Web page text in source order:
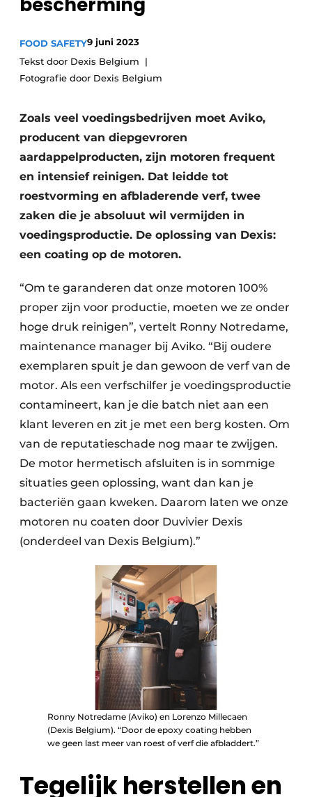
Privacy / Cookie statement
Vacature aanmelden
Vacatures
FOOD SAFETY9 juni 2023
Tekst door Dexis Belgium
Fotografie door Dexis Belgium
Zoals veel voedingsbedrijven moet Aviko,
producent van diepgevroren
aardappelproducten, zijn motoren frequent
en intensief reinigen. Dat leidde tot
roestvorming en afbladerende verf, twee
zaken die je absoluut wil vermijden in
voedingsproductie. De oplossing van Dexis:
een coating op de motoren.
“Om te garanderen dat onze motoren 100%
proper zijn voor productie, moeten we ze onder
hoge druk reinigen”, vertelt Ronny Notredame,
maintenance manager bij Aviko. “Bij oudere
exemplaren spuit je dan gewoon de verf van de
motor. Als een verfschilfer je voedingsproductie
contamineert, kan je die batch niet aan een
klant leveren en zit je met een berg kosten. Om
van de reputatieschade nog maar te zwijgen.
De motor hermetisch afsluiten is in sommige
situaties geen oplossing, want dan kan je
bacteriën gaan kweken. Daarom laten we onze
motoren nu coaten door Duvivier Dexis
(onderdeel van Dexis Belgium).”
Ronny Notredame (Aviko) en Lorenzo Millecaen
(Dexis Belgium). “Door de epoxy coating hebben
we geen last meer van roest of verf die afbladdert.”
Tegelijk herstellen en